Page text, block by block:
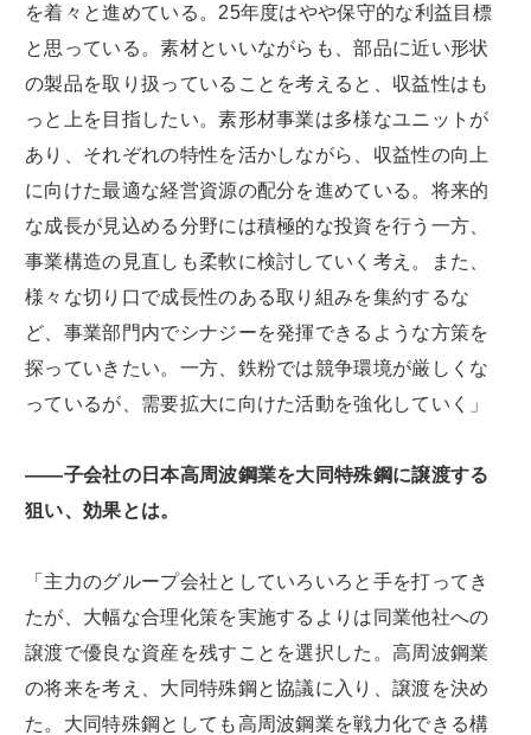
を着々と進めている。25年度はやや保守的な利益目標
と思っている。素材といいながらも、部品に近い形状
の製品を取り扱っていることを考えると、収益性はも
っと上を目指したい。素形材事業は多様なユニットが
あり、それぞれの特性を活かしながら、収益性の向上
に向けた最適な経営資源の配分を進めている。将来的
な成長が見込める分野には積極的な投資を行う一方、
事業構造の見直しも柔軟に検討していく考え。また、
様々な切り口で成長性のある取り組みを集約するな
ど、事業部門内でシナジーを発揮できるような方策を
探っていきたい。一方、鉄粉では競争環境が厳しくな
っているが、需要拡大に向けた活動を強化していく」
――子会社の日本高周波鋼業を大同特殊鋼に譲渡する
狙い、効果とは。
「主力のグループ会社としていろいろと手を打ってき
たが、大幅な合理化策を実施するよりは同業他社への
譲渡で優良な資産を残すことを選択した。高周波鋼業
の将来を考え、大同特殊鋼と協議に入り、譲渡を決め
た。大同特殊鋼としても高周波鋼業を戦力化できる構